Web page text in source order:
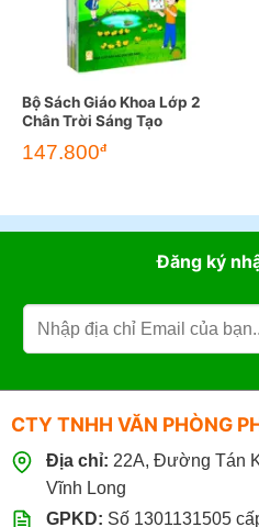
Bộ Sách Giáo Khoa Lớp 2
Chân Trời Sáng Tạo
147.800đ
Đăng ký
CTY TNHH VĂN PHÒNG
Địa chỉ: 22A, Đường Tán
Vĩnh Long
GPKD: Số 1301131505